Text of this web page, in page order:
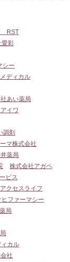
RST
愛彩
シー
ディカル
あい薬局
イワ
調剤
マ株式会社
薬局
株式会社アガペ
ビス
クセスライフ
ファーマシー
局
カル
社